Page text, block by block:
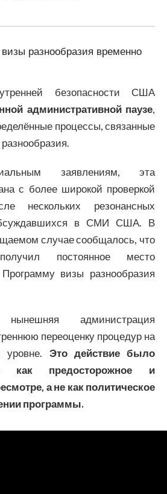
разнообразия временно
безопасности США
административной паузе,
процессы, связанные
заявлениям, эта
с более широкой проверкой
нескольких резонансных
в СМИ США. В
случае сообщалось, что
постоянное место
визы разнообразия
администрация
переоценку процедур на
уровне. Это действие было
как предосторожное и
а не как политическое
программы.